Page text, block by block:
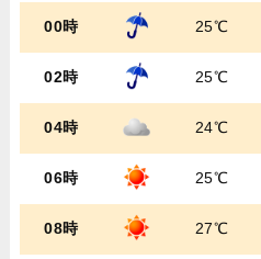
00時 25℃
02時 25℃
04時 24℃
06時 25℃
08時 27℃